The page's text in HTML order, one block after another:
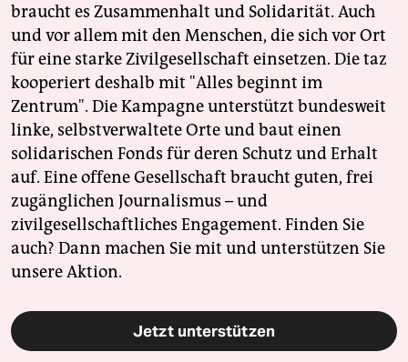
braucht es Zusammenhalt und Solidarität. Auch
und vor allem mit den Menschen, die sich vor Ort
für eine starke Zivilgesellschaft einsetzen. Die taz
kooperiert deshalb mit "Alles beginnt im
Zentrum". Die Kampagne unterstützt bundesweit
linke, selbstverwaltete Orte und baut einen
solidarischen Fonds für deren Schutz und Erhalt
auf. Eine offene Gesellschaft braucht guten, frei
zugänglichen Journalismus – und
zivilgesellschaftliches Engagement. Finden Sie
auch? Dann machen Sie mit und unterstützen Sie
unsere Aktion.
Jetzt unterstützen